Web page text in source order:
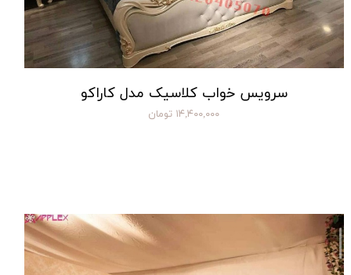
سرویس خواب کلاسیک مدل کاراکو
۱۴,۴۰۰,۰۰۰ تومان